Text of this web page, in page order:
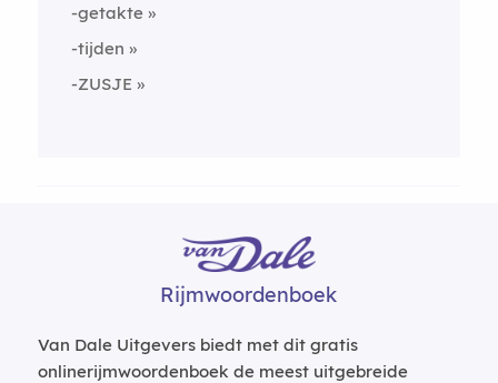
-getakte
-tijden
-ZUSJE
Rijmwoordenboek
Van Dale Uitgevers biedt met dit gratis
onlinerijmwoordenboek de meest uitgebreide